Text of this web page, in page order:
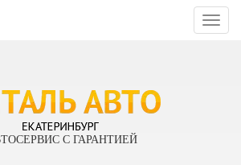
С ГАРАНТИЕЙ